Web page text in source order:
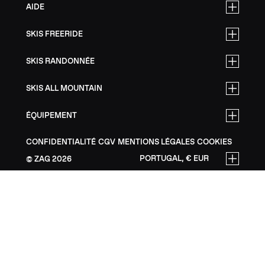
AIDE
SKIS FREERIDE
SKIS RANDONNÉE
SKIS ALL MOUNTAIN
ÉQUIPEMENT
CONFIDENTIALITÉ CGV MENTIONS LÉGALES COOKIES
ZAG 2026 PORTUGAL, € EUR